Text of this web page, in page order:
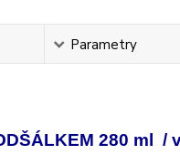
Parametry
280 ml /